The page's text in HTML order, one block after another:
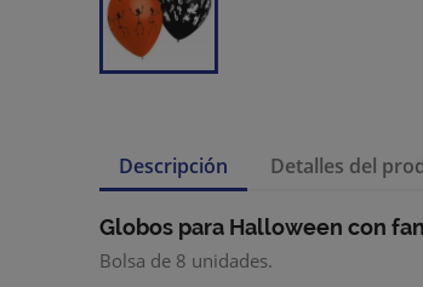
Descripción Detalles del
Globos para Halloween con
Bolsa de 8 unidades.